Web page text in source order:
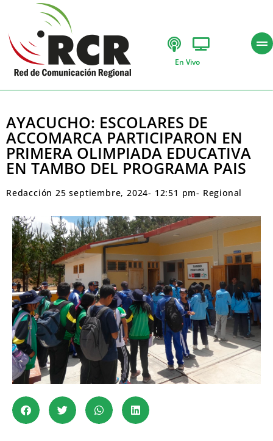
En Vivo
AYACUCHO: ESCOLARES DE
ACCOMARCA PARTICIPARON EN
PRIMERA OLIMPIADA EDUCATIVA
EN TAMBO DEL PROGRAMA PAIS
Redacción 25 septiembre, 2024- 12:51 pm- Regional